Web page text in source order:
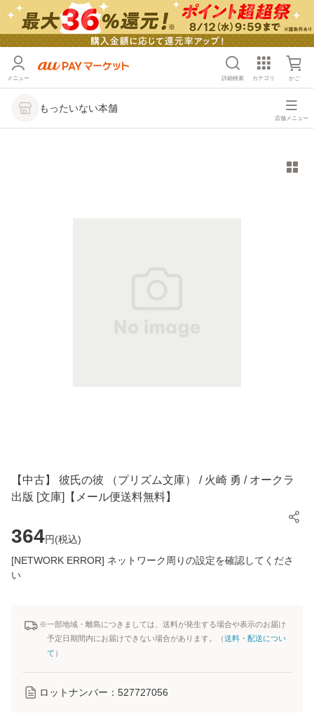
メニュー 詳細検索 カテゴリ かご
もったいない本舗
店舗メニュー
【中古】 彼氏の彼 （プリズム文庫） / 火崎 勇 / オークラ
出版 [文庫]【メール便送料無料】
364円(税込)
[NETWORK ERROR] ネットワーク周りの設定を確認してくださ
い
※一部地域・離島につきましては、送料が発生する場合や表示のお届け
予定日期間内にお届けできない場合があります。（送料・配送につい
て ）
ロットナンバー： 527727056